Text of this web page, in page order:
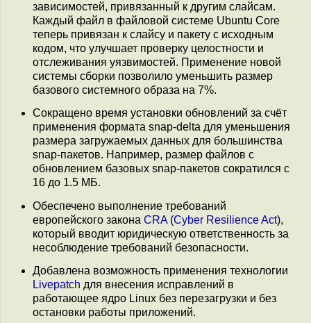
зависимостей, привязанный к другим слайсам.
Каждый файл в файловой системе Ubuntu Core
теперь привязан к слайсу и пакету с исходным
кодом, что улучшает проверку целостности и
отслеживания уязвимостей. Применение новой
системы сборки позволило уменьшить размер
базового системного образа на 7%.
Сокращено время установки обновлений за счёт
применения формата snap-delta для уменьшения
размера загружаемых данных для большинства
snap-пакетов. Например, размер файлов с
обновлением базовых snap-пакетов сократился с
16 до 1.5 МБ.
Обеспечено выполнение требований
европейского закона CRA (Cyber Resilience Act),
который вводит юридическую ответственность за
несоблюдение требований безопасности.
Добавлена возможность применения технологии
Livepatch для внесения исправлений в
работающее ядро Linux без перезагрузки и без
остановки работы приложений.